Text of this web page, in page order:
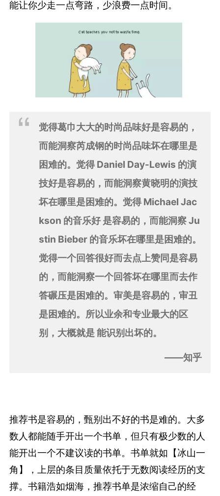
能让你少走一点弯路，少浪费一点时间。
觉得葛巾大大的时尚品味好是容易的，
而能洞察芮成钢的时尚品味坏在哪里是
困难的。觉得 Daniel Day-Lewis 的演
技好是容易的，而能洞察黄晓明的演技
坏在哪里是困难的。觉得 Michael Jac
kson 的音乐好 是容易的，而能洞察 Ju
stin Bieber 的音乐坏在哪里是困难的。
觉得一个回答很好而去点上赞同是容易
的，而能洞察一个回答坏在哪里而去作
答碾压是困难的。审美是容易的，审丑
是困难的。所以业余和专业最大的区
别，大概就是 能识别出坏的。
——知乎
推荐书是容易的，甄别出不好的书是难的。大多
数人都能随手开出一个书单，但只有极少数的人
能开出一个不建议读的书单。书单就如【冰山一
角】，上层的条目质量依托于无数阅读经历的支
撑。书籍浩如烟海，推荐书单是浓缩自己的经